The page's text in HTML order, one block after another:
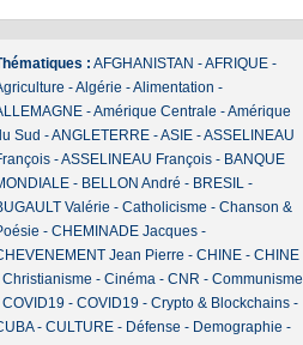
: AFGHANISTAN -AFRIQUE-
-Algérie -Alimentation -
-Amérique Centrale -Amérique
Sud -ANGLETERRE-ASIE-ASSELINEAU
-ASSELINEAU François- BANQUE
- BELLON André - BRESIL-
Valérie - Catholicisme - Chanson &
- CHEMINADE Jacques-
Jean Pierre - CHINE- CHINE
Christianisme - Cinéma- CNR - Communisme
COVID19 - COVID19 - Crypto & Blockchains-
- CULTURE- Défense - Demographie -